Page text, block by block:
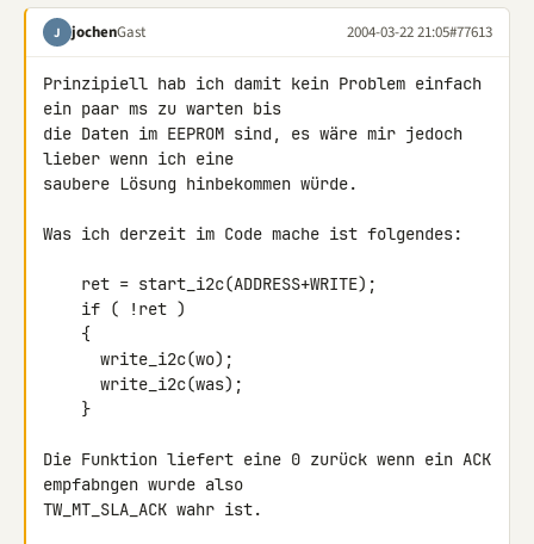
J jochenGast 2004-03-22 21:05#77613
Prinzipiell hab ich damit kein Problem einfach
ein paar ms zu warten bis
die Daten im EEPROM sind, es wäre mir jedoch
lieber wenn ich eine
saubere Lösung hinbekommen würde.
Was ich derzeit im Code mache ist folgendes:
Die Funktion liefert eine 0 zurück wenn ein ACK
empfabngen wurde also
TW_MT_SLA_ACK wahr ist.